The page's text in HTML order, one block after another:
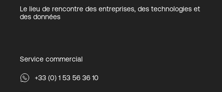
Le lieu de rencontre des entreprises, des technologies et
des données
Service commercial
+33 (0) 1 53 56 36 10